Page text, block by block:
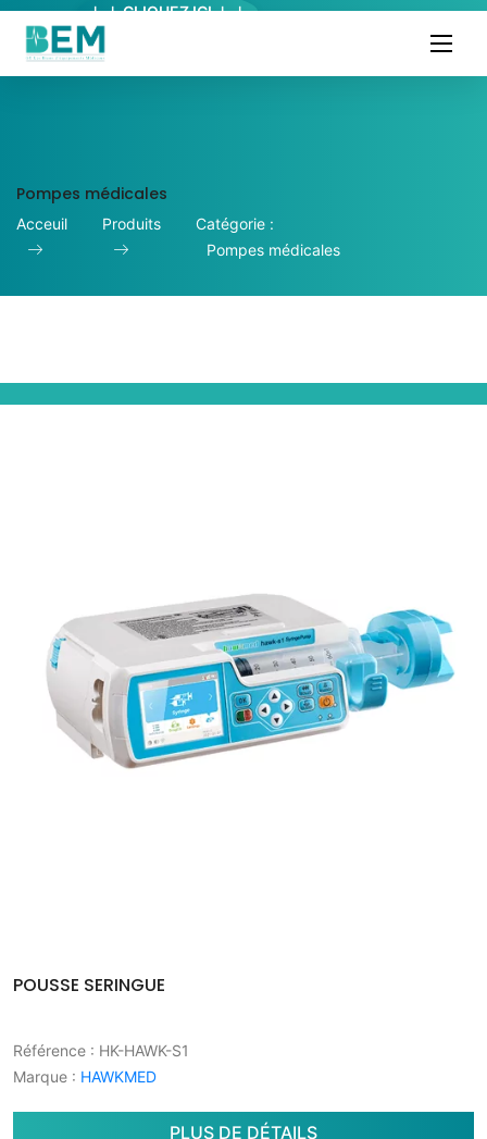
↓ ↓ CLIQUEZ ICI ↓ ↓
Pompes médicales
Acceuil Produits
Catégorie :
Pompes médicales
POUSSE SERINGUE
Référence : HK-HAWK-S1
Marque : HAWKMED
PLUS DE DÉTAILS